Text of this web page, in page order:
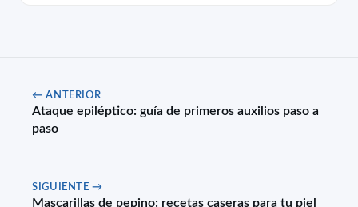
← ANTERIOR
Ataque epiléptico: guía de primeros auxilios paso a
paso
SIGUIENTE →
Mascarillas de pepino: recetas caseras para tu piel